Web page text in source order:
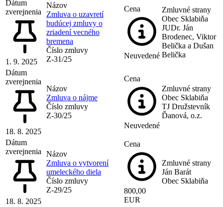
Dátum
zverejnenia
1. 9. 2025
Názov
Zmluva o uzavretí
budúcej zmluvy o
zriadení vecného
bremena
Číslo zmluvy
Z-31/25
Cena
Neuvedené
Zmluvné strany
Obec Sklabiňa
JUDr. Ján
Brodenec, Viktor
Belička a Dušan
Belička
Dátum
zverejnenia
18. 8. 2025
Názov
Zmluva o nájme
Číslo zmluvy
Z-30/25
Cena
Neuvedené
Zmluvné strany
Obec Sklabiňa
TJ Družstevník
Ďanová, o.z.
Dátum
zverejnenia
18. 8. 2025
Názov
Zmluva o vytvorení
umeleckého diela
Číslo zmluvy
Z-29/25
Cena
800,00
EUR
Zmluvné strany
Ján Barát
Obec Sklabiňa